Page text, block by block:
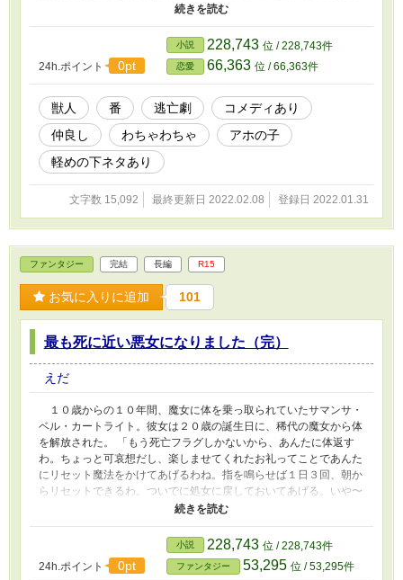
いたら家族と一生離れる覚悟で自分の国を出る。もう故郷には帰れ
ないのだと涙を流しながらーーーー。 この物語は、そんな強い
覚悟を決めてラスカに嫁いできた人間が‥結婚詐欺ならぬ番詐欺を
受け、命からがら逃亡した末に馬鹿な男（獣人）たちへの復讐を誓
う物語である‥。 「え、つーかこの草やばくね？歯あるし。食わ
れそう」 「セルマ、その草にツンツンしちゃだめだよ！」 「あ、
見て見てネル。草に指食われた」 「だから言ったでしょ！！」
「‥‥じゃあ焼こう、この草‥」 「ジェナ！だめだめ！燃やした
ら見つかるって！あああ、ダメだってば！」 「‥‥あ、やば‥‥
獣人こっちきた」 「あああ！もう！！この人たちやだ！！」 番
詐欺の被害者集団による復讐劇が幕を開ける！！ （と見せかけた
ほのぼの珍道中！） 注意：獣人や番に関しての設定はオリジナル
なところが多いと思います。獣人や番に関して拘りを持たれている
方は要注意です！
24h.ポイント 0pt
小説 228,743 位 / 228,743件
恋愛 66,363 位 / 66,363件
獣人 番 逃亡劇
コメディあり
仲良し
わちゃわちゃ
アホの子
軽めの下ネタあり
文字数 15,092 最終更新日 2022.02.08 登録日 2022.01.31
ファンタジー 完結 長編 R15
お気に入りに追加 101
最も死に近い悪女になりました（完）
えだ
１０歳からの１０年間、魔女に体を乗っ取られていたサマンサ・
ベル・カートライト。彼女は２０歳の誕生日に、稀代の魔女から体
を解放された。 「もう死亡フラグしかないから、あんたに体返す
わ。ちょっと可哀想だし、楽しませてくれたお礼ってことであんた
にリセット魔法をかけてあげるわね。指を鳴らせば１日３回、朝か
らリセットできるわ。ついでに処女に戻しておいてあげる。いや〜
皇女として遊べるなんて、最高の１０年だったわ。ありがとね。じ
魔女の好き勝手な行いにより帝国中から【悪女】と呼ばれていた。
死亡フラグしかない彼女は、果たして生き残れるのか？！そし
て、魔女のせいで悪女となった彼女は幸せになれるのかーー？！
24h.ポイント 0pt
小説 228,743 位 / 228,743件
ファンタジー 53,295 位 / 53,295件